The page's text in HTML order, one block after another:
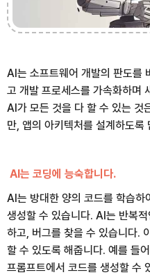
AI는 소프트웨어 개발의 판도를
고 개발 프로세스를 가속화하며
AI가 모든 것을 다 할 수 있는 것
만, 앱의 아키텍처를 설계하도록
AI는 코딩에 능숙합니다.
AI는 방대한 양의 코드를 학습하
생성할 수 있습니다. AI는 반복
하고, 버그를 찾을 수 있습니다.
할 수 있도록 해줍니다. 예를
프롬프트에서 코드를 생성할 수